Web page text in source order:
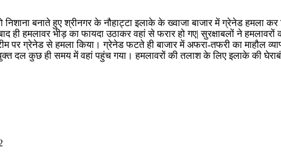
निशाना बनाते हुए श्रीनगर के नौहाट्टा इलाके के ख्वाजा बाजार में ग्रेनेड
हमलावर भीड़ का फायदा उठाकर वहां से फरार हो गए| सुरक्षाबलों ने
ग्रेनेड से हमला किया। ग्रेनेड फटते ही बाजार में अफरा-तफरी का माहौल
दल कुछ ही समय में वहां पहुंच गया। हमलावरों की तलाश के लिए इलाके की